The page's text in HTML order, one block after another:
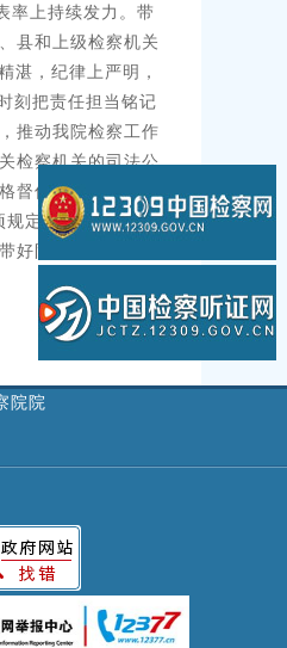
率上持续发力。带
县和上级检察机关
湛，纪律上严明，
刻把责任担当铭记
推动我院检察工作
检察机关的司法公
督促干警在办案中
定”“十二不准”系
好队伍，加强干警
院院